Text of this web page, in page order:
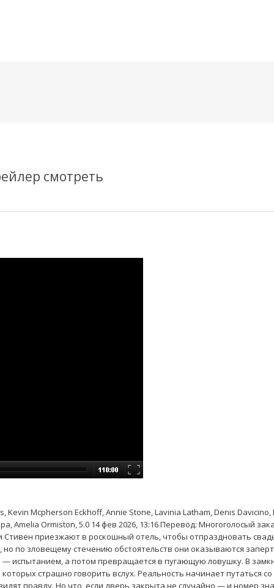
смотреть
Mcpherson Eckhoff, Annie Stone, Lavinia Latham, Denis Davicino,
Amelia Ormiston, 5.0 14 фев 2026, 13:16 Перевод: Многоголосый
приезжают в роскошный отель, чтобы отпраздновать
по зловещему стечению обстоятельств они оказываются
испытанием, а потом превращается в пугающую ловушку. В
страшно говорить вслух. Реальность начинает путаться со
правду. Но что, если дверь закрыта не случайно — и номер